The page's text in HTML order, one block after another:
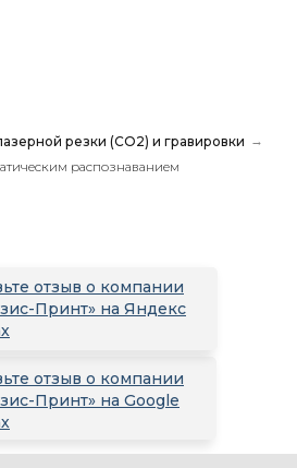
резки (CO2) и гравировки →
распознаванием
отзыв о компании
Принт» на Google
отзыв о компании
Принт» на Яндекс